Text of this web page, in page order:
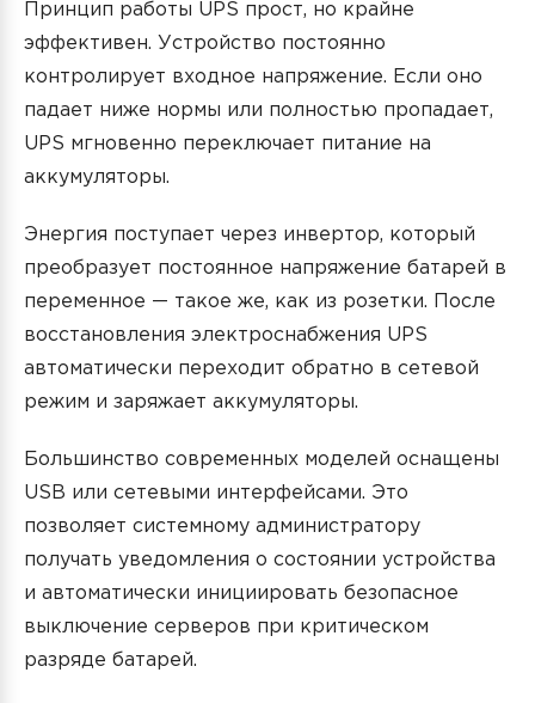
Принцип работы UPS прост, но крайне
эффективен. Устройство постоянно
контролирует входное напряжение. Если оно
падает ниже нормы или полностью пропадает,
UPS мгновенно переключает питание на
аккумуляторы.
Энергия поступает через инвертор, который
преобразует постоянное напряжение батарей в
переменное — такое же, как из розетки. После
восстановления электроснабжения UPS
автоматически переходит обратно в сетевой
режим и заряжает аккумуляторы.
Большинство современных моделей оснащены
USB или сетевыми интерфейсами. Это
позволяет системному администратору
получать уведомления о состоянии устройства
и автоматически инициировать безопасное
выключение серверов при критическом
разряде батарей.